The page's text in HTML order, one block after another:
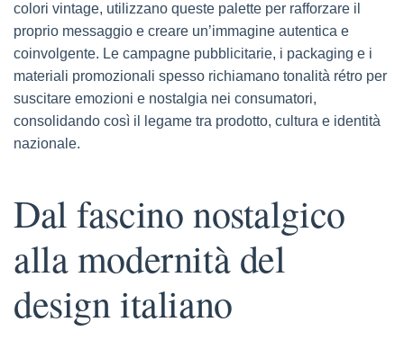
colori vintage, utilizzano queste palette per rafforzare il
proprio messaggio e creare un’immagine autentica e
coinvolgente. Le campagne pubblicitarie, i packaging e i
materiali promozionali spesso richiamano tonalità rétro per
suscitare emozioni e nostalgia nei consumatori,
consolidando così il legame tra prodotto, cultura e identità
nazionale.
Dal fascino nostalgico
alla modernità del
design italiano